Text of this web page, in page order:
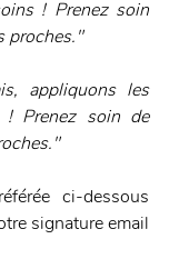
! Prenez soin
proches."
appliquons les
! Prenez soin de
ci-dessous